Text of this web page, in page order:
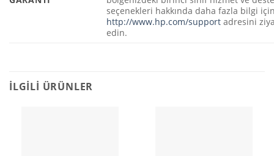
seçenekleri hakkında daha fazla bilgi
http://www.hp.com/support adresini
edin.
İLGILI ÜRÜNLER